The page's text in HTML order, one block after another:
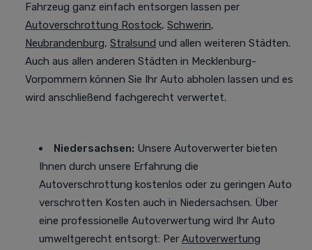
Fahrzeug ganz einfach entsorgen lassen per
Autoverschrottung Rostock, Schwerin,
Neubrandenburg, Stralsund und allen weiteren Städten.
Auch aus allen anderen Städten in Mecklenburg-
Vorpommern können Sie Ihr Auto abholen lassen und es
wird anschließend fachgerecht verwertet.
Niedersachsen: Unsere Autoverwerter bieten
Ihnen durch unsere Erfahrung die
Autoverschrottung kostenlos oder zu geringen Auto
verschrotten Kosten auch in Niedersachsen. Über
eine professionelle Autoverwertung wird Ihr Auto
umweltgerecht entsorgt: Per Autoverwertung